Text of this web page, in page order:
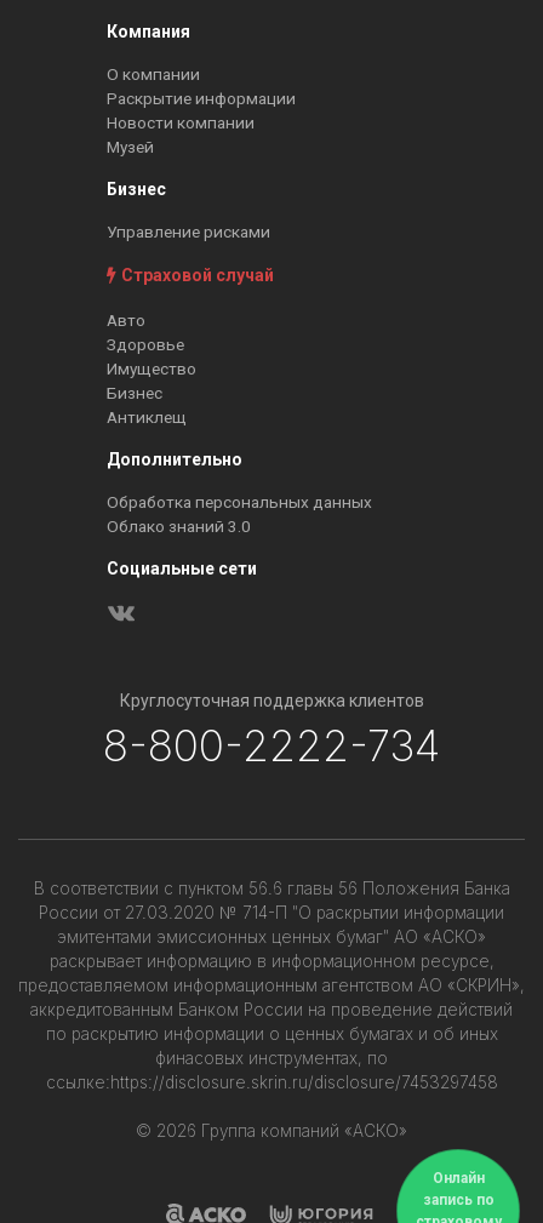
Онлайн
запись по
Компания
О компании
Раскрытие информации
Новости компании
Музей
Бизнес
Управление рисками
Страховой случай
Авто
Здоровье
Имущество
Бизнес
Антиклещ
Дополнительно
Обработка персональных данных
Облако знаний 3.0
Социальные сети
Круглосуточная поддержка клиентов
8-800-2222-734
В соответствии с пунктом 56.6 главы 56 Положения Банка
России от 27.03.2020 № 714-П "О раскрытии информации
эмитентами эмиссионных ценных бумаг" АО «АСКО»
раскрывает информацию в информационном ресурсе,
предоставляемом информационным агентством АО «СКРИН»,
аккредитованным Банком России на проведение действий
по раскрытию информации о ценных бумагах и об иных
финасовых инструментах, по
ссылке:https://disclosure.skrin.ru/disclosure/7453297458
© 2026 Группа компаний «АСКО»